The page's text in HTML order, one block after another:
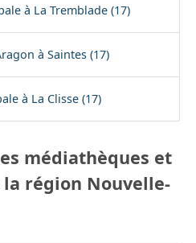
à La Tremblade (17)
à Saintes (17)
à La Clisse (17)
médiathèques et
région Nouvelle-